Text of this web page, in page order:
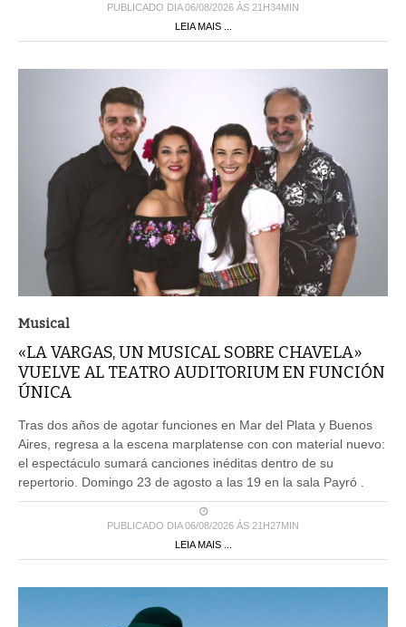
PUBLICADO DIA 06/08/2026 ÀS 21H34MIN
LEIA MAIS ...
Musical
«LA VARGAS, UN MUSICAL SOBRE CHAVELA»
VUELVE AL TEATRO AUDITORIUM EN FUNCIÓN
ÚNICA
Tras dos años de agotar funciones en Mar del Plata y Buenos
Aires, regresa a la escena marplatense con con material nuevo:
el espectáculo sumará canciones inéditas dentro de su
repertorio. Domingo 23 de agosto a las 19 en la sala Payró .
PUBLICADO DIA 06/08/2026 ÀS 21H27MIN
LEIA MAIS ...